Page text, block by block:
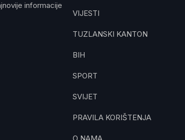
informacije
VIJESTI
TUZLANSKI KANTON
BIH
SPORT
SVIJET
PRAVILA KORIŠTENJA